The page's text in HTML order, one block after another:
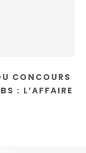
CONCOURS
: L’AFFAIRE